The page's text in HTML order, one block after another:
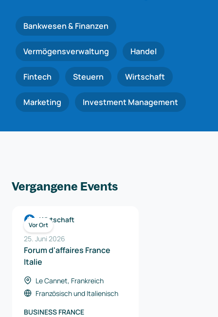
Bankwesen & Finanzen
Vermögensverwaltung Handel
Fintech Steuern Wirtschaft
Marketing Investment Management
Vergangene Events
Vor Ort
Wirtschaft
25. Juni 2026
Forum d'affaires France
Italie
Le Cannet, Frankreich
Französischund Italienisch
BUSINESS FRANCE